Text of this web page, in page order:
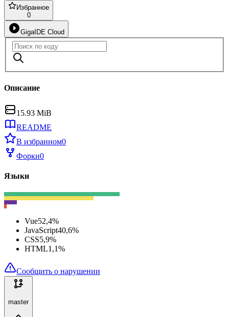
Избранное
0
GigaIDE Cloud
Описание
15.93 MiB
README
В избранном0
Форки0
Языки
Vue52,4%
JavaScript40,6%
CSS5,9%
HTML1,1%
Сообщить о нарушении
master